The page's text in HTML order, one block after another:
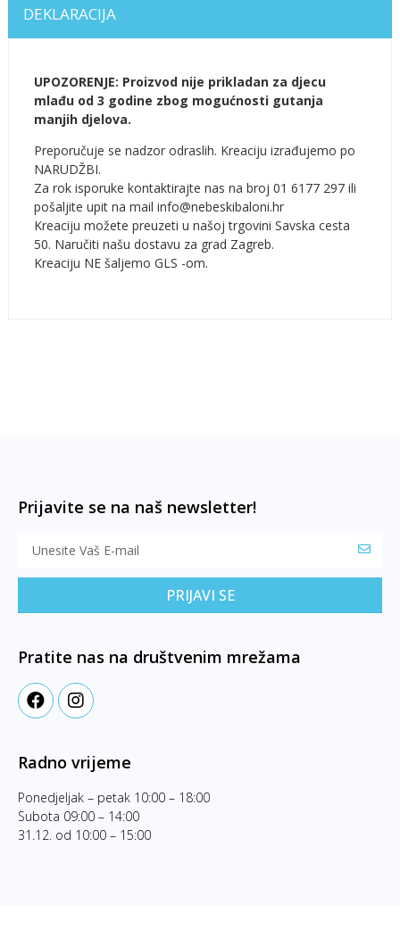
DEKLARACIJA
UPOZORENJE: Proizvod nije prikladan za djecu
mlađu od 3 godine zbog mogućnosti gutanja
manjih djelova.
Preporučuje se nadzor odraslih. Kreaciju izrađujemo po
NARUDŽBI.
Za rok isporuke kontaktirajte nas na broj 01 6177 297 ili
pošaljite upit na mail info@nebeskibaloni.hr
Kreaciju možete preuzeti u našoj trgovini Savska cesta
50. Naručiti našu dostavu za grad Zagreb.
Kreaciju NE šaljemo GLS -om.
Prijavite se na naš newsletter!
PRIJAVI SE
Pratite nas na društvenim mrežama
Radno vrijeme
Ponedjeljak – petak 10:00 – 18:00
Subota 09:00 – 14:00
31.12. od 10:00 – 15:00